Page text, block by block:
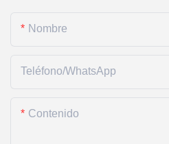
Nombre
Teléfono/WhatsApp
Contenido